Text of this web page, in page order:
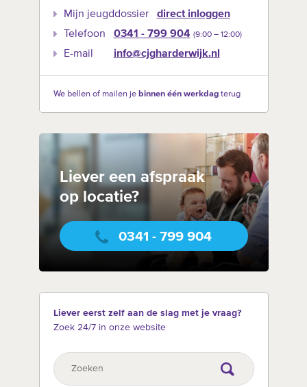
Mijn jeugddossier
direct inloggen
Telefoon
0341 - 799 904 (9:00 –‍ 12:00)
E-mail info@cjgharderwijk.nl
We bellen of mailen je binnen één werkdagterug
Liever een afspraak
op locatie?
0341 - 799 904
Liever eerst zelf aan de slag met je vraag?
Zoek 24/7 in onze website